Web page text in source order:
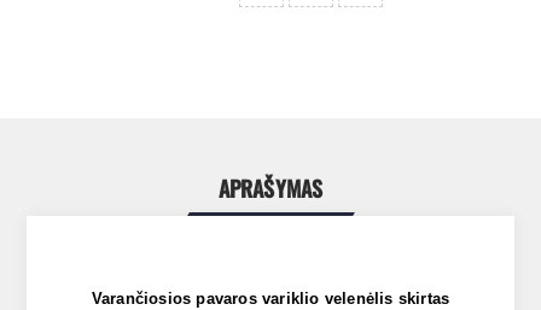
APRAŠYMAS
Varančiosios pavaros variklio velenėlis skirtas